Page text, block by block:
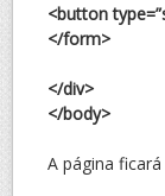
<button
</form>
</div>
</body>
A página